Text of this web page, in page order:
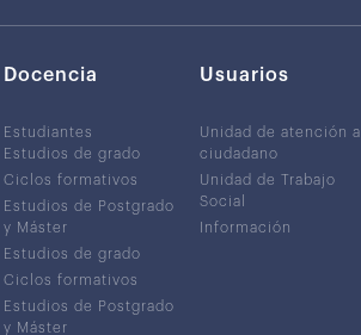
Docencia
Estudiantes
Estudios de grado
Ciclos formativos
Estudios de Postgrado
y Máster
Estudios de grado
Ciclos formativos
Estudios de Postgrado
y Máster
Usuarios
Unidad de atención al
ciudadano
Unidad de Trabajo
Social
Información